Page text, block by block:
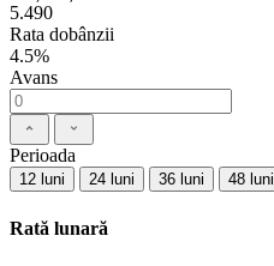
5.490
Rata dobânzii
4.5%
Avans
Perioada
12 luni 24 luni 36 luni 48 luni
Rată lunară